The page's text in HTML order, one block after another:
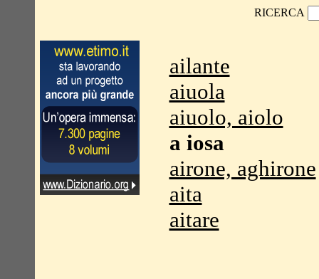
RICERCA
ailante
aiuola
aiuolo, aiolo
a iosa
airone, aghirone
aita
aitare